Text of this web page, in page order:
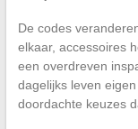
De codes
elkaar, accessoires
een overdreven
dagelijks leven
doordachte keuzes